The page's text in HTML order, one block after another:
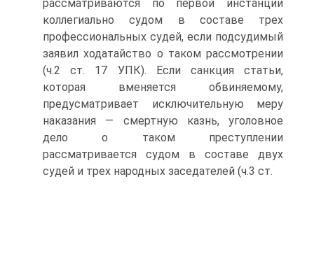
рассматриваются по первой инстанции
коллегиально судом в составе трех
профессиональных судей, если подсудимый
заявил ходатайство о таком рассмотрении
(ч.2 ст. 17 УПК). Если санкция статьи,
которая вменяется обвиняемому,
предусматривает исключительную меру
наказания — смертную казнь, уголовное
дело о таком преступлении
рассматривается судом в составе двух
судей и трех народных заседателей (ч.3 ст.